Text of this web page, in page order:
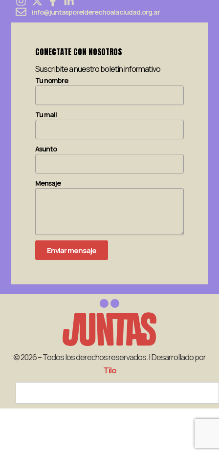
info@juntasporelderechoalaciudad.org.ar
CONECTATE CON NOSOTROS
Suscribite a nuestro boletín informativo
Tu nombre
Tu mail
Asunto
Mensaje
Enviar mensaje
© 2026 – Todos los derechos reservados. | Desarrollado por
Tilo